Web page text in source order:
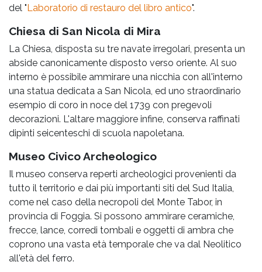
del "Laboratorio di restauro del libro antico".
Chiesa di San Nicola di Mira
La Chiesa, disposta su tre navate irregolari, presenta un
abside canonicamente disposto verso oriente. Al suo
interno è possibile ammirare una nicchia con all'interno
una statua dedicata a San Nicola, ed uno straordinario
esempio di coro in noce del 1739 con pregevoli
decorazioni. L'altare maggiore infine, conserva raffinati
dipinti seicenteschi di scuola napoletana.
Museo Civico Archeologico
Il museo conserva reperti archeologici provenienti da
tutto il territorio e dai più importanti siti del Sud Italia,
come nel caso della necropoli del Monte Tabor, in
provincia di Foggia. Si possono ammirare ceramiche,
frecce, lance, corredi tombali e oggetti di ambra che
coprono una vasta età temporale che va dal Neolitico
all'età del ferro.